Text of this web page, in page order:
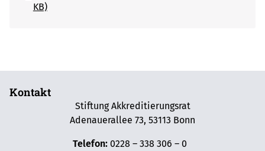
KB)
Kontakt
Stiftung Akkreditierungsrat
Adenauerallee 73, 53113 Bonn
Telefon:0228 – 338 306 – 0